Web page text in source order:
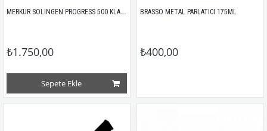
MERKUR SOLINGEN PROGRESS 500 KLASİK TIRAŞ ALETİ İÇİN KROM KNOB VE BAŞLIK
₺1.750,00
Sepete Ekle
BRASSO METAL PARLATICI 175ML
₺400,00